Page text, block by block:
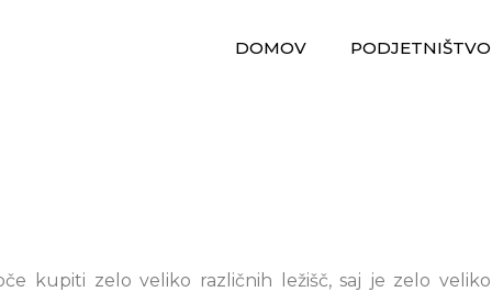
DOMOV PODJETNIŠTVO
kupiti zelo veliko različnih ležišč, saj je zelo veliko